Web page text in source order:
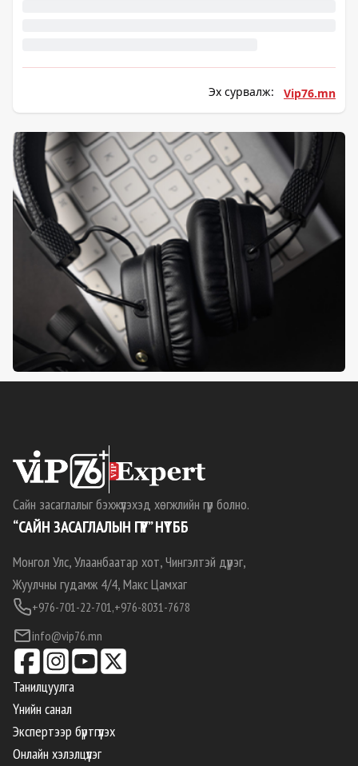
Эх сурвалж: Vip76.mn
Сайн засаглалыг бэхжүүлэхэд хөгжлийн гүүр болно.
“САЙН ЗАСАГЛАЛЫН ГҮҮР” НҮТББ
Монгол Улс, Улаанбаатар хот, Чингэлтэй дүүрэг,
Жуулчны гудамж 4/4, Макс Цамхаг
+976-701-22-701,+976-8031-7678
info@vip76.mn
Танилцуулга
Үнийн санал
Экспертээр бүртгүүлэх
Онлайн хэлэлцүүлэг